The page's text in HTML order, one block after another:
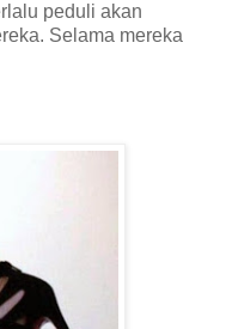
peduli akan
Selama mereka